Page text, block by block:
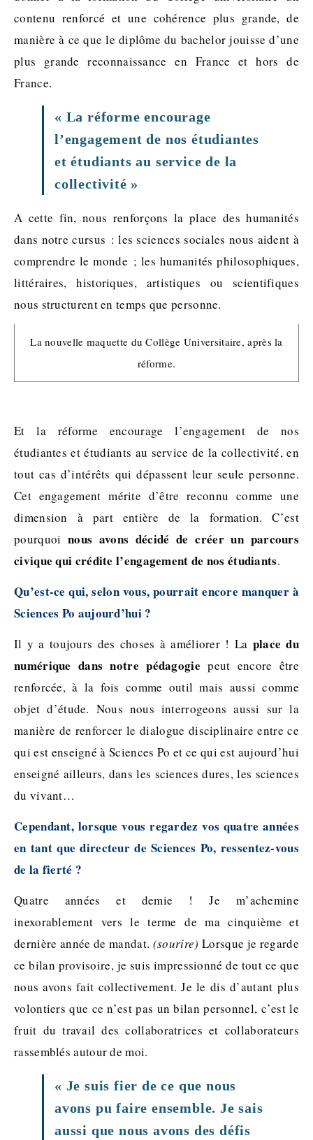
contenu renforcé et une cohérence plus grande, de
manière à ce que le diplôme du bachelor jouisse d’une
plus grande reconnaissance en France et hors de
France.
« La réforme encourage
l’engagement de nos étudiantes
et étudiants au service de la
collectivité »
A cette fin, nous renforçons la place des humanités
dans notre cursus : les sciences sociales nous aident à
comprendre le monde ; les humanités philosophiques,
littéraires, historiques, artistiques ou scientifiques
nous structurent en temps que personne.
La nouvelle maquette du Collège Universitaire, après la
réforme.
Et la réforme encourage l’engagement de nos
étudiantes et étudiants au service de la collectivité, en
tout cas d’intérêts qui dépassent leur seule personne.
Cet engagement mérite d’être reconnu comme une
dimension à part entière de la formation. C’est
pourquoi nous avons décidé de créer un parcours
civique qui crédite l’engagement de nos étudiants.
Qu’est-ce qui, selon vous, pourrait encore manquer à
Sciences Po aujourd’hui ?
Il y a toujours des choses à améliorer ! La place du
numérique dans notre pédagogie peut encore être
renforcée, à la fois comme outil mais aussi comme
objet d’étude. Nous nous interrogeons aussi sur la
manière de renforcer le dialogue disciplinaire entre ce
qui est enseigné à Sciences Po et ce qui est aujourd’hui
enseigné ailleurs, dans les sciences dures, les sciences
du vivant…
Cependant, lorsque vous regardez vos quatre années
en tant que directeur de Sciences Po, ressentez-vous
de la fierté ?
Quatre années et demie ! Je m’achemine
inexorablement vers le terme de ma cinquième et
dernière année de mandat. (sourire) Lorsque je regarde
ce bilan provisoire, je suis impressionné de tout ce que
nous avons fait collectivement. Je le dis d’autant plus
volontiers que ce n’est pas un bilan personnel, c’est le
fruit du travail des collaboratrices et collaborateurs
rassemblés autour de moi.
« Je suis fier de ce que nous
avons pu faire ensemble. Je sais
aussi que nous avons des défis